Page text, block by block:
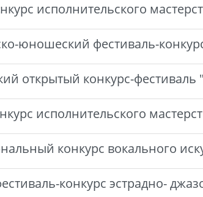
исполнительского
юношеский фестиваль-
открытый конкурс-фестиваль
исполнительского
конкурс вокального
конкурс эстрадно-